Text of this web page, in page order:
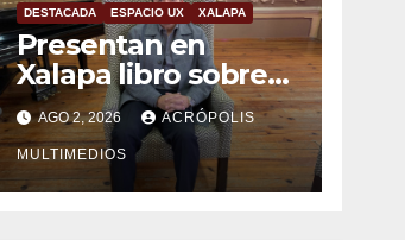
DESTACADA ESPACIO UX XALAPA
Presentan en
Xalapa libro sobre
innovación en la
formación científica
universitaria
AGO 2, 2026 ACRÓPOLIS
MULTIMEDIOS